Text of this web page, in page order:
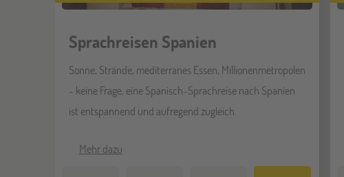
Sprachreisen Spanien
Sonne, Strände, mediterranes Essen, Millionenmetropolen
- keine Frage, eine Spanisch-Sprachreise nach Spanien
ist entspannend und aufregend zugleich.
Mehr dazu